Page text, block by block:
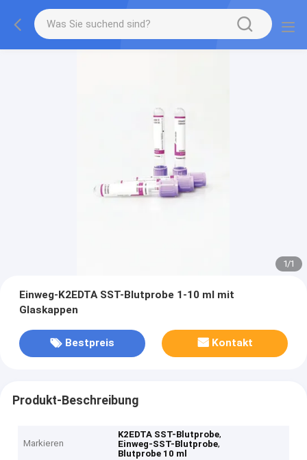
1/1
Einweg-K2EDTA SST-Blutprobe 1-10 ml mit
Glaskappen
Bestpreis Kontakt
Produkt-Beschreibung
Markieren
K2EDTA SST-Blutprobe,
Einweg-SST-Blutprobe,
Blutprobe 10 ml